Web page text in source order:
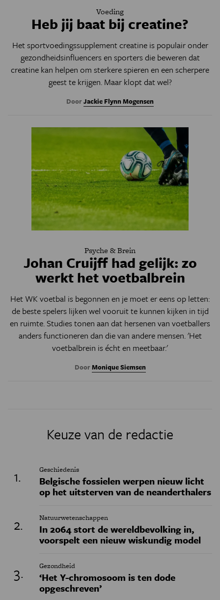
Voeding
Heb jij baat bij creatine?
Het sportvoedingssupplement creatine is populair onder
gezondheidsinfluencers en sporters die beweren dat
creatine kan helpen om sterkere spieren en een scherpere
geest te krijgen. Maar klopt dat wel?
DoorJackie Flynn Mogensen
Psyche & Brein
Johan Cruijff had gelijk: zo
werkt het voetbalbrein
Het WK voetbal is begonnen en je moet er eens op letten:
de beste spelers lijken wel vooruit te kunnen kijken in tijd
en ruimte. Studies tonen aan dat hersenen van voetballers
anders functioneren dan die van andere mensen. 'Het
voetbalbrein is écht en meetbaar.'
DoorMonique Siemsen
Keuze van de redactie
Geschiedenis
Belgische fossielen werpen nieuw licht
op het uitsterven van de neanderthalers
Natuurwetenschappen
In 2064 stort de wereldbevolking in,
voorspelt een nieuw wiskundig model
Gezondheid
‘Het Y-chromosoom is ten dode
opgeschreven’